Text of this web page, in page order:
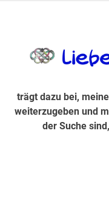
Suche
trägt dazu bei,
weiterzugeben und
der Suche